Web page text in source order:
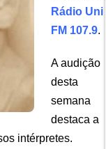
Rádio Uni
FM 107.9.
A audição
desta
semana
destaca a
intérpretes.